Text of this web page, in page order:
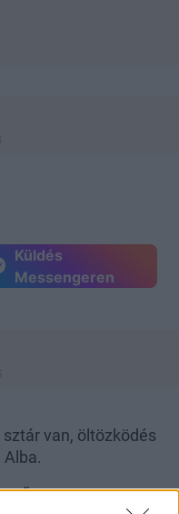
Küldés
Messengeren
van, öltözködés
szőnyegen